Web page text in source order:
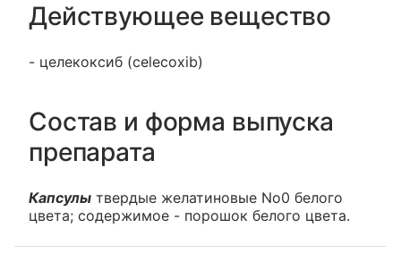
Действующее вещество
- целекоксиб (celecoxib)
Состав и форма выпуска
препарата
Капсулы твердые желатиновые No0 белого
цвета; содержимое - порошок белого цвета.